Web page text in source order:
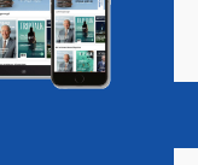
Vacatures